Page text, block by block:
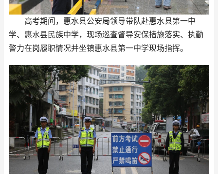
高考期间，惠水县公安局领导带队赴惠水县第一中
学、惠水县民族中学，现场巡查督导安保措施落实、执勤
警力在岗履职情况并坐镇惠水县第一中学现场指挥。